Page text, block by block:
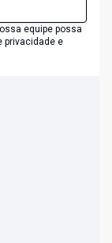
equipe possa
privacidade e